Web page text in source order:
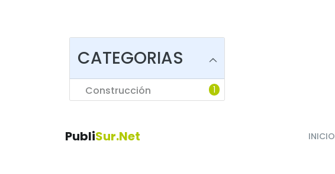
CATEGORIAS
Construcción 1
PubliSur.net INICIO